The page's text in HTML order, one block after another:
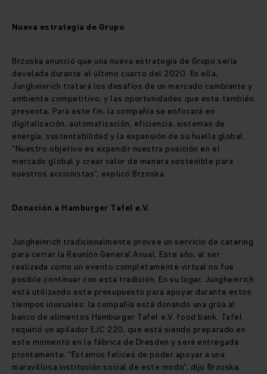
Nueva estrategia de Grupo
Brzoska anunció que una nueva estrategia de Grupo sería
develada durante el último cuarto del 2020. En ella,
Jungheinrich tratará los desafíos de un mercado cambiante y
ambiente competitivo, y las oportunidades que este también
presenta. Para este fin, la compañía se enfocará en
digitalización, automatización, eficiencia, sistemas de
energía, sustentabilidad y la expansión de su huella global.
“Nuestro objetivo es expandir nuestra posición en el
mercado global y crear valor de manera sostenible para
nuestros accionistas”, explicó Brzoska.
Donación a Hamburger Tafel e.V.
Jungheinrich tradicionalmente provee un servicio de catering
para cerrar la Reunión General Anual. Este año, al ser
realizada como un evento completamente virtual no fue
posible continuar con esta tradición. En su lugar, Jungheinrich
está utilizando este presupuesto para apoyar durante estos
tiempos inusuales: la compañía está donando una grúa al
banco de alimentos Hamburger Tafel e.V. food bank. Tafel
requirió un apilador EJC 220, que está siendo preparado en
este momento en la fábrica de Dresden y será entregada
prontamente. “Estamos felices de poder apoyar a una
maravillosa institución social de este modo”, dijo Brzoska.